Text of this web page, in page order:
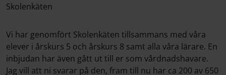
Skolenkäten
Vi har genomfört Skolenkäten tillsammans med våra
elever i årskurs 5 och årskurs 8 samt alla våra lärare. En
inbjudan har även gått ut till er som vårdnadshavare.
Jag vill att ni svarar på den, fram till nu har ca 200 av 650